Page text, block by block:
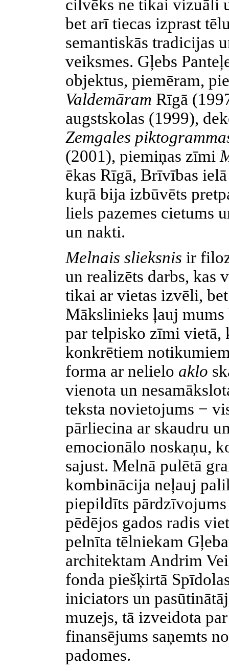
cilvēks ne tikai vizuāli
bet arī tiecas izprast
semantiskās tradicijas
veiksmes. Gļebs
objektus, piemēram,
Valdemāram Rīgā
augstskolas (1999),
Zemgales
(2001), piemiņas zīmi
ēkas Rīgā, Brīvības
kuŗā bija izbūvēts
liels pazemes cietums
un nakti.
Melnais slieksnis ir
un realizēts darbs, kas
tikai ar vietas izvēli,
Mākslinieks ļauj
par telpisko zīmi vietā,
konkrētiem
forma ar nelielo aklo
vienota un
teksta novietojums −
pārliecina ar skaudru
emocionālo noskaņu,
sajust. Melnā pulētā
kombinācija neļauj
piepildīts pārdzīvojums
pēdējos gados radis
pelnīta tēlniekam
architektam Andrim
fonda piešķirtā
iniciators un
muzejs, tā izveidota
finansējums saņemts
padomes.